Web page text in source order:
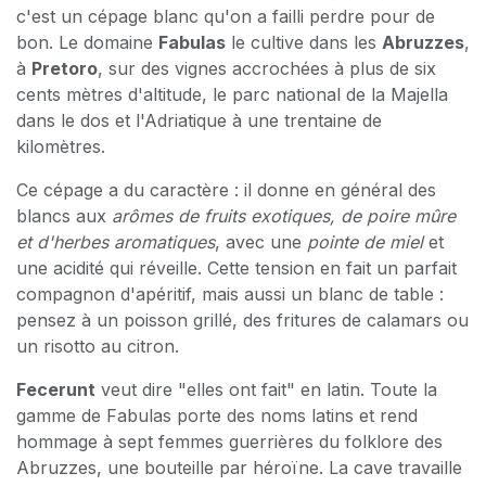
Pecorino, ça sonne comme un fromage, et pourtant
c'est un cépage blanc qu'on a failli perdre pour de
bon. Le domaineFabulas le cultive dans lesAbruzzes
àPretoro, sur des vignes accrochées à plus de six
cents mètres d'altitude, le parc national de la Majella
kilomètres.
Ce cépage a du caractère : il donne en général des
blancs aux arômes de fruits exotiques, de poire mûre
et d'herbes aromatiques , avec unepointe de mielet
une acidité qui réveille. Cette tension en fait un parfait
compagnon d'apéritif, mais aussi un blanc de table :
un risotto au citron.
Fecerunt veut dire "elles ont fait" en latin. Toute la
gamme de Fabulas porte des noms latins et rend